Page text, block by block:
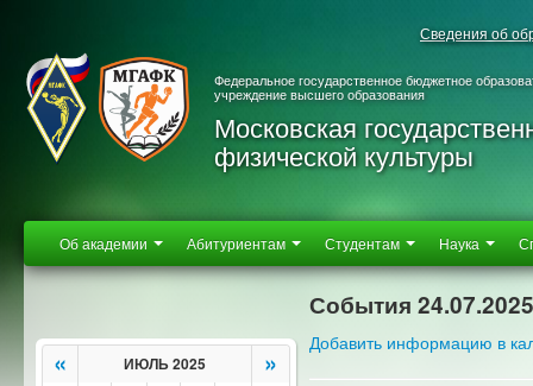
Сведения об
Федеральное государственное бюджетное
учреждение высшего образования
Московская
физической культуры
Об академии Абитуриентам Студентам Наука
« ИЮЛЬ 2025 »
События 24.07.2025
Добавить информацию в